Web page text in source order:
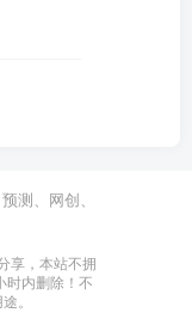
测、网创、
享，本站不拥
时内删除！不
。